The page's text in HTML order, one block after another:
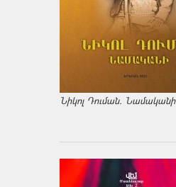
Նիկոլ Դուման. Նամականի